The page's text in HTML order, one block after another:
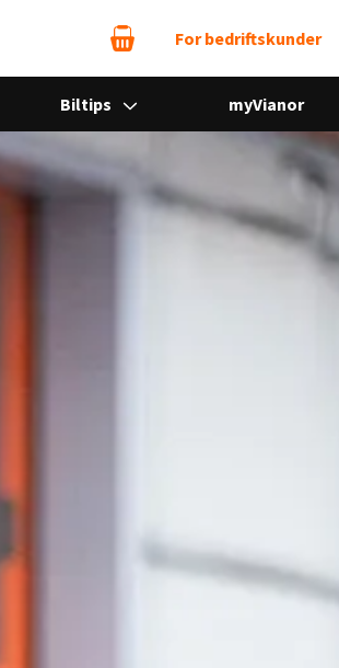
For bedriftskunder
Biltips myVianor